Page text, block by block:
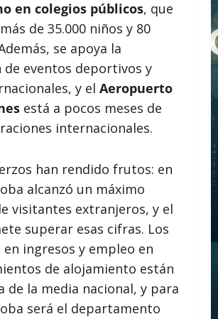
en colegios públicos, que
de 35.000 niños y 80
se apoya la
de eventos deportivos y
y el Aeropuerto
está a pocos meses de
internacionales.
han rendido frutos: en
alcanzó un máximo
visitantes extranjeros, y el
superar esas cifras. Los
ingresos y empleo en
de alojamiento están
de la media nacional, y para
será el departamento